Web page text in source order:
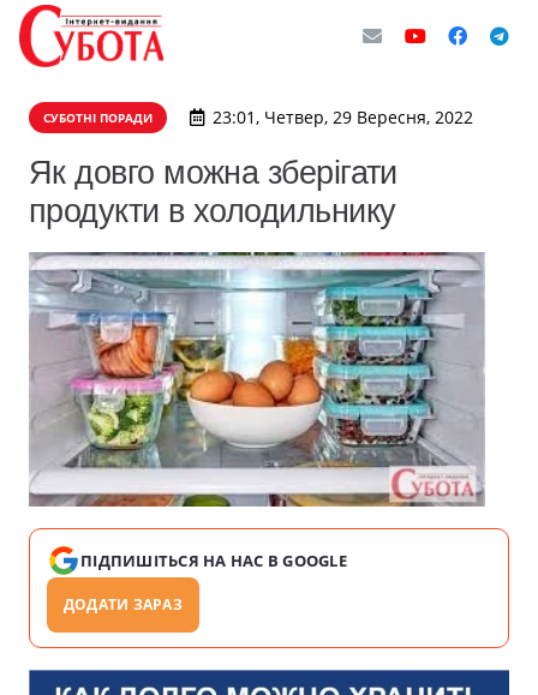
СУБОТНІ ПОРАДИ 23:01, Четвер, 29 Вересня, 2022
Як довго можна зберігати
продукти в холодильнику
ПІДПИШІТЬСЯ НА НАС В GOOGLE
ДОДАТИ ЗАРАЗ